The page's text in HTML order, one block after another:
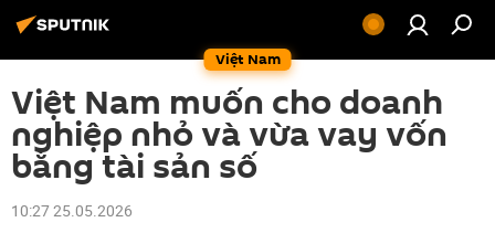
Việt Nam
Việt Nam muốn cho doanh
nghiệp nhỏ và vừa vay vốn
bằng tài sản số
10:27 25.05.2026